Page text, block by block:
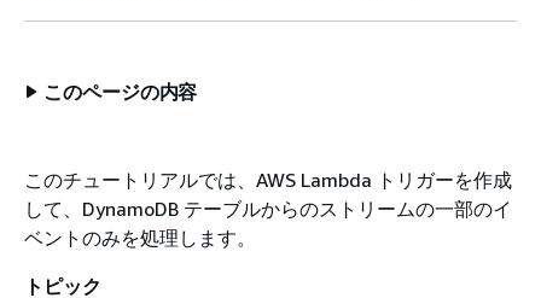
このページの内容
このチュートリアルでは、AWS Lambda トリガーを作成
して、DynamoDB テーブルからのストリームの一部のイ
ベントのみを処理します。
トピック